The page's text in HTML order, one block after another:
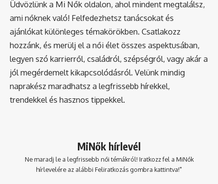
Üdvözlünk a Mi Nők oldalon, ahol mindent megtalálsz,
ami nőknek való! Felfedezhetsz tanácsokat és
ajánlókat különleges témakörökben. Csatlakozz
hozzánk, és merülj el a női élet összes aspektusában,
legyen szó karrierről, családról, szépségről, vagy akár a
jól megérdemelt kikapcsolódásról. Velünk mindig
naprakész maradhatsz a legfrissebb hírekkel,
trendekkel és hasznos tippekkel.
MiNők hírlevél
Ne maradj le a legfrissebb női témákról! Iratkozz fel a MiNők
hírlevelére az alábbi Feliratkozás gombra kattintva!"